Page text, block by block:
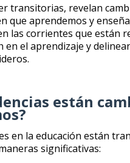
transitorias, revelan
que aprendemos y
las corrientes que están
el aprendizaje y
están
en la educación están
significativas: